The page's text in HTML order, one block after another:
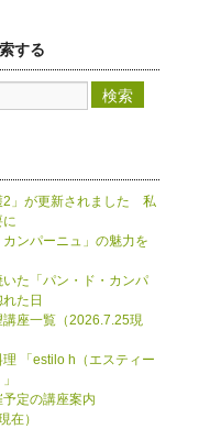
する
2」が更新されました 私
に
カンパーニュ」の魅力を
た「パン・ド・カンパ
た日
座一覧（2026.7.25現
「estilo h（エスティー
」
定の講座案内
在）